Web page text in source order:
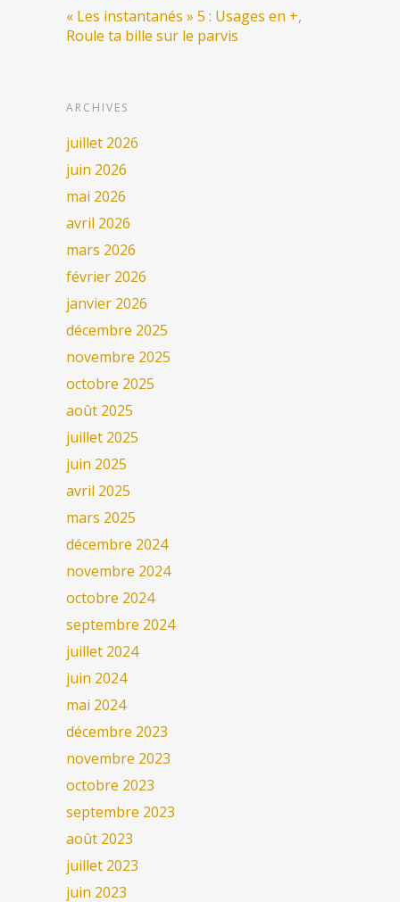
« Les instantanés » 5 : Usages en +,
Roule ta bille sur le parvis
ARCHIVES
juillet 2026
juin 2026
mai 2026
avril 2026
mars 2026
février 2026
janvier 2026
décembre 2025
novembre 2025
octobre 2025
août 2025
juillet 2025
juin 2025
avril 2025
mars 2025
décembre 2024
novembre 2024
octobre 2024
septembre 2024
juillet 2024
juin 2024
mai 2024
décembre 2023
novembre 2023
octobre 2023
septembre 2023
août 2023
juillet 2023
juin 2023